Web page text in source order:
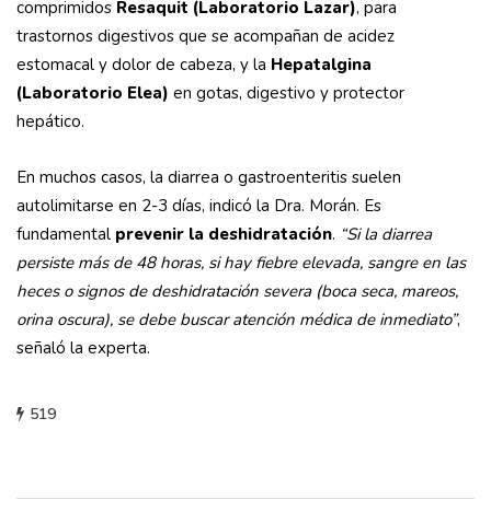
comprimidos Resaquit (Laboratorio Lazar), para
trastornos digestivos que se acompañan de acidez
estomacal y dolor de cabeza, y la Hepatalgina
(Laboratorio Elea) en gotas, digestivo y protector
hepático.
En muchos casos, la diarrea o gastroenteritis suelen
autolimitarse en 2-3 días, indicó la Dra. Morán. Es
fundamental prevenir la deshidratación. “Si la diarrea
persiste más de 48 horas, si hay fiebre elevada, sangre en las
heces o signos de deshidratación severa (boca seca, mareos,
orina oscura), se debe buscar atención médica de inmediato”,
señaló la experta.
519